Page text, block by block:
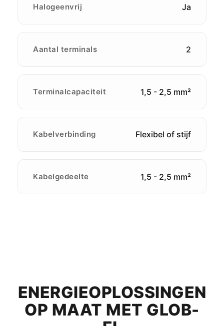
Halogeenvrij Ja
Aantal terminals 2
Terminalcapaciteit 1,5 - 2,5 mm²
Kabelverbinding Flexibel of stijf
Kabelgedeelte 1,5 - 2,5 mm²
ENERGIEOPLOSSINGEN
OP MAAT MET GLOB-